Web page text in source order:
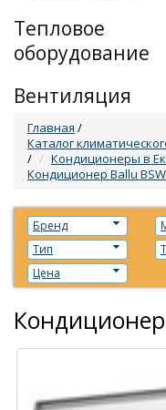
Тепловое
оборудование
Вентиляция
Главная /
Каталог
/
Кондиционеры в
Кондиционер Ballu
Бренд
Тип
Цена
Кондиционер